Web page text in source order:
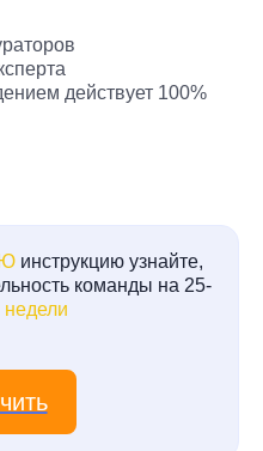
действует 100%
инструкцию узнайте,
команды на 25-
недели